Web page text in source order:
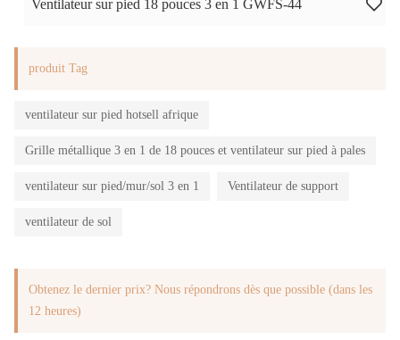
Ventilateur sur pied 18 pouces 3 en 1 GWFS-44
produit Tag
ventilateur sur pied hotsell afrique
Grille métallique 3 en 1 de 18 pouces et ventilateur sur pied à pales
ventilateur sur pied/mur/sol 3 en 1 Ventilateur de support
ventilateur de sol
Obtenez le dernier prix? Nous répondrons dès que possible (dans les
12 heures)